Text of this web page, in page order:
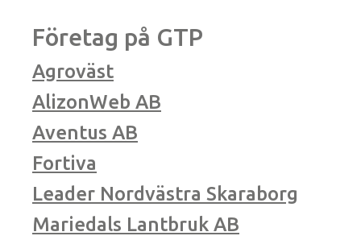
Företag på GTP
Agroväst
AlizonWeb AB
Aventus AB
Fortiva
Leader Nordvästra Skaraborg
Mariedals Lantbruk AB